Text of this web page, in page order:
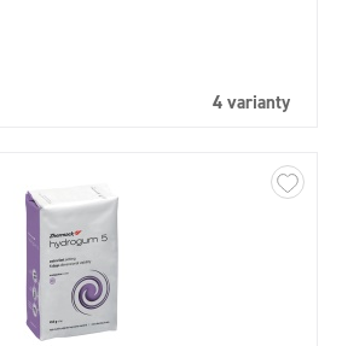
4 varianty